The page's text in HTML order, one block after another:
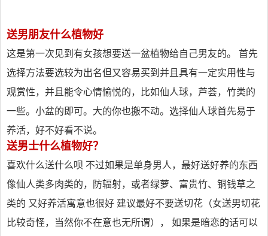
送男朋友什么植物好
这是第一次见到有女孩想要送一盆植物给自己男友的。 首先
选择方法要选较为出名但又容易买到并且具有一定实用性与
观赏性，并且能令心情愉悦的，比如仙人球，芦荟，竹类的
一些。小盆的即可。大的你也搬不动。选择仙人球首先易于
养活，好不好看不说。
送男士什么植物好？
喜欢什么送什么呗 不过如果是单身男人，最好送好养的东西
像仙人类多肉类的，防辐射，或者绿萝、富贵竹、铜钱草之
类的 又好养活寓意也很好 建议最好不要送切花（女送男切花
比较奇怪，当然你不在意也无所谓）， 如果是暗恋的话可以